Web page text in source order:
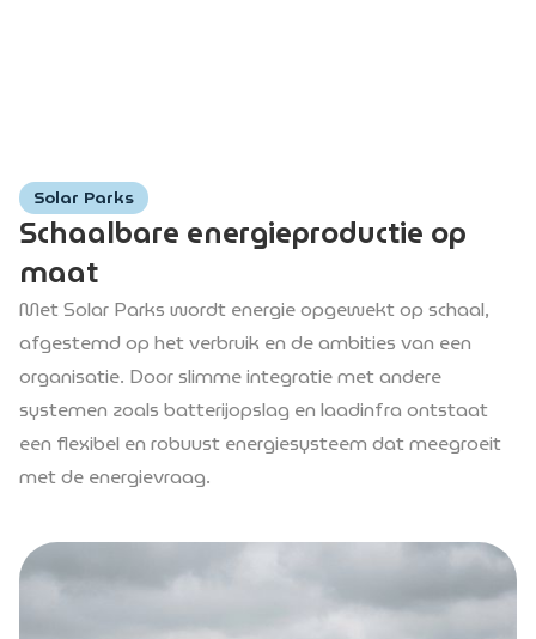
Solar Parks
Schaalbare energieproductie op
maat
Met Solar Parks wordt energie opgewekt op schaal,
afgestemd op het verbruik en de ambities van een
organisatie. Door slimme integratie met andere
systemen zoals batterijopslag en laadinfra ontstaat
een flexibel en robuust energiesysteem dat meegroeit
met de energievraag.